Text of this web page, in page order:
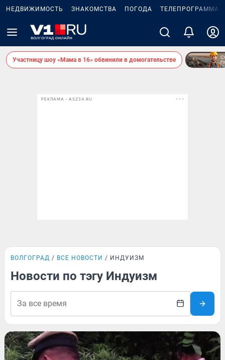
НЕДВИЖИМОСТЬ ЗНАКОМСТВА ПОГОДА ТЕЛЕПРОГРАММА
Участницу шоу «Мама в 16» обвинили в домогательстве
РЕКЛАМА • ASZ34.RU
ВОЛГОГРАД ВСЕ НОВОСТИ ИНДУИЗМ
Новости по тэгу Индуизм